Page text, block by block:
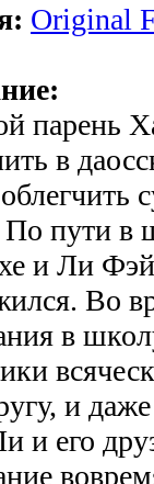
Original
парень
в
пути в
и Ли
Во
в
и
и его